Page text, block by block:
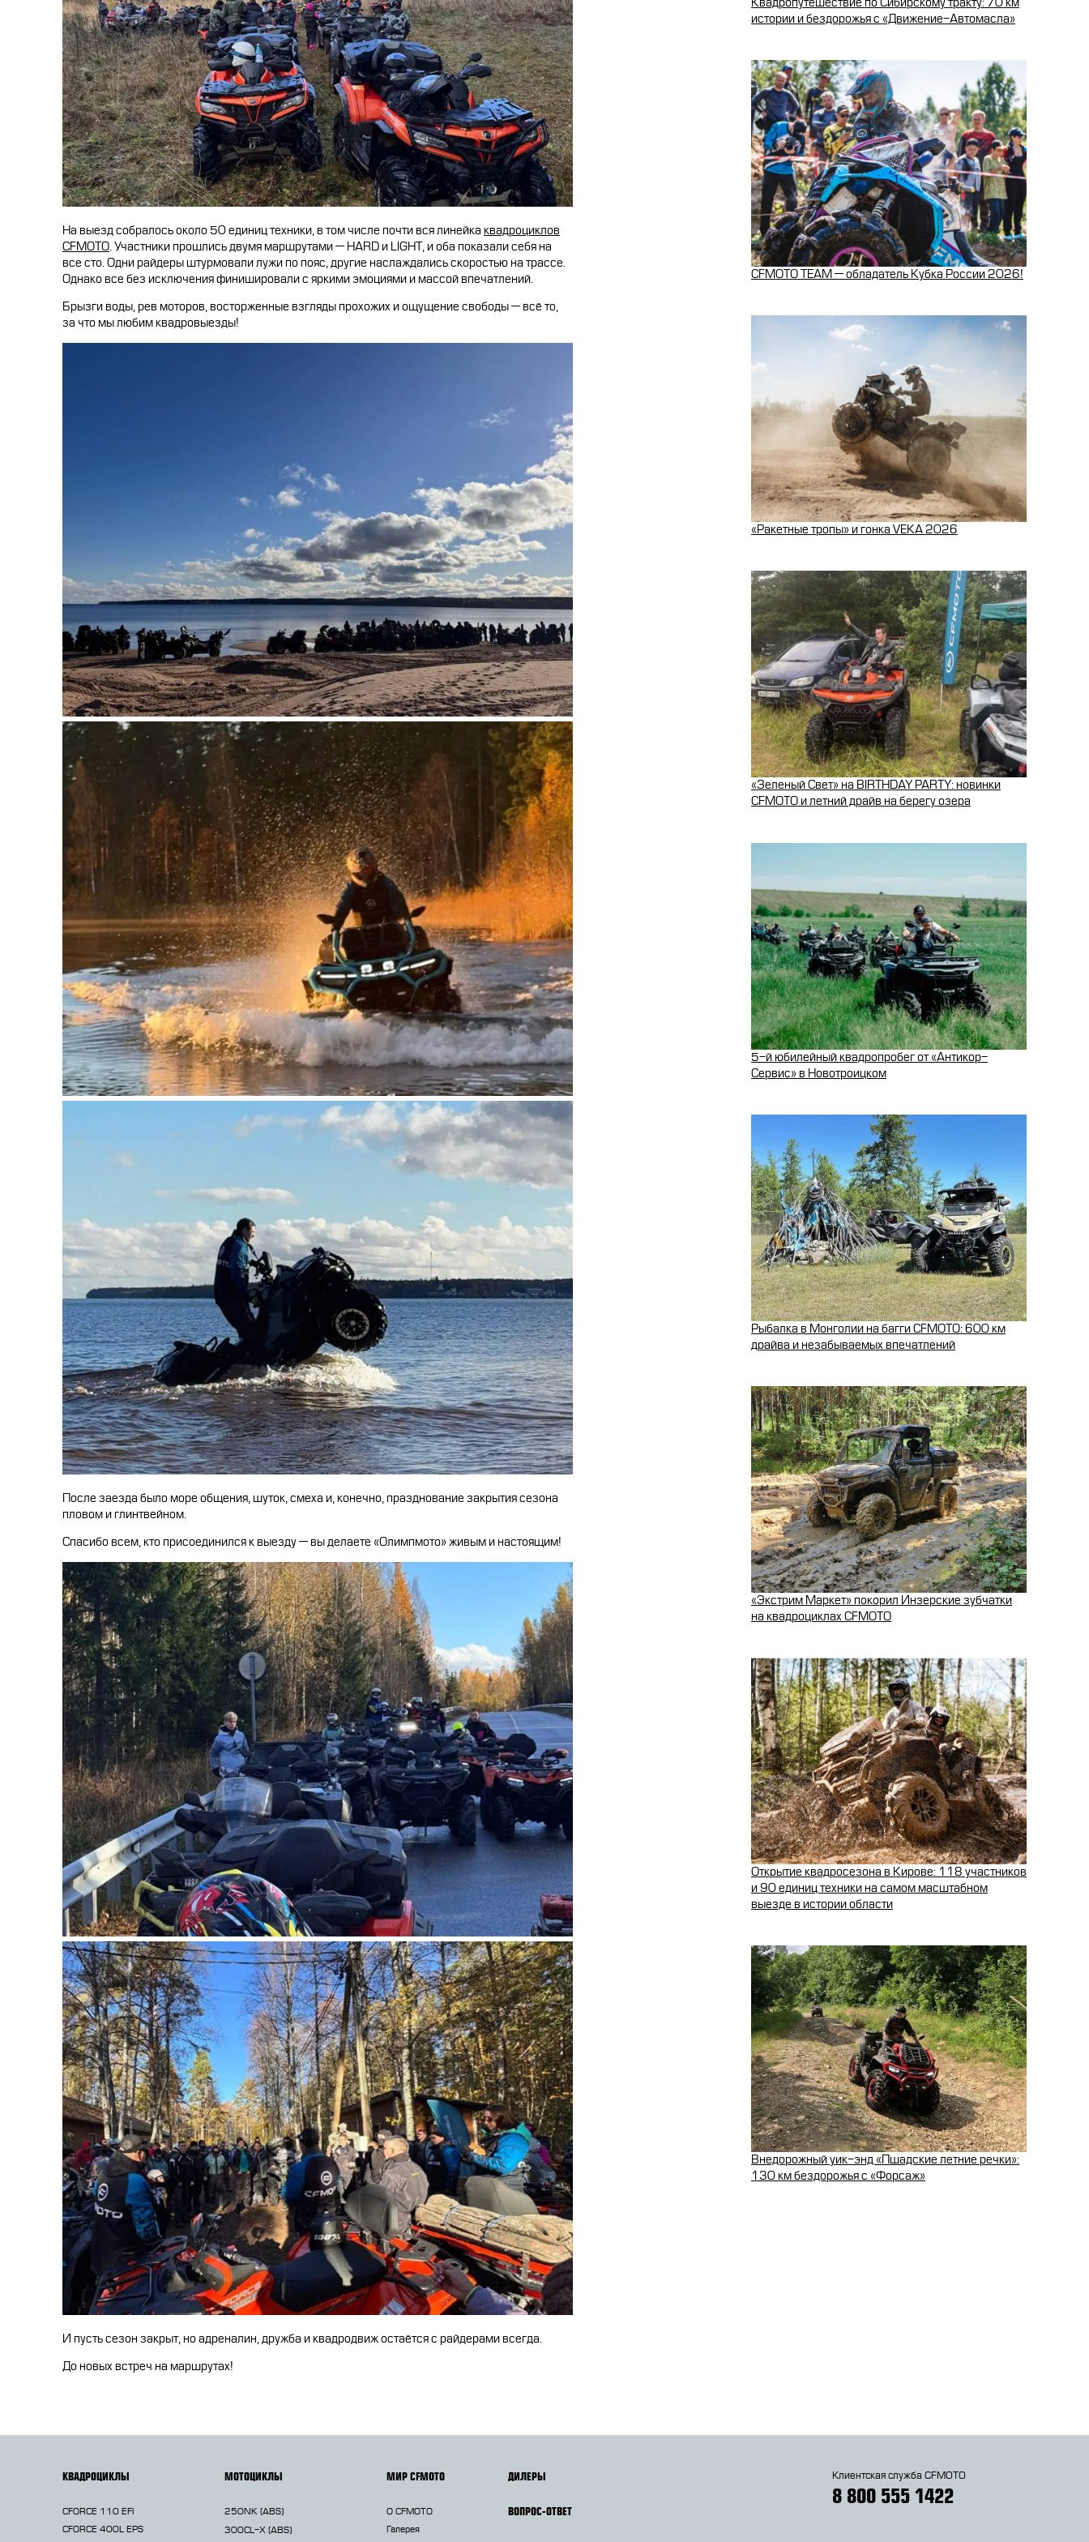
СТАТЬ ПОСТАВЩИКОМ
На выезд собралось около 50 единиц техники, в том числе почти вся линейка квадроциклов
CFMOTO. Участники прошлись двумя маршрутами — HARD и LIGHT, и оба показали себя на
все сто. Одни райдеры штурмовали лужи по пояс, другие наслаждались скоростью на трассе.
Однако все без исключения финишировали с яркими эмоциями и массой впечатлений.
Брызги воды, рев моторов, восторженные взгляды прохожих и ощущение свободы — всё то,
за что мы любим квадровыезды!
После заезда было море общения, шуток, смеха и, конечно, празднование закрытия сезона
пловом и глинтвейном.
Спасибо всем, кто присоединился к выезду — вы делаете «Олимпмото» живым и настоящим!
И пусть сезон закрыт, но адреналин, дружба и квадродвиж остаётся с райдерами всегда.
До новых встреч на маршрутах!
Квадропутешествие по Сибирскому тракту: 70 км
истории и бездорожья с «Движение-Автомасла»
CFMOTO TEAM — обладатель Кубка России 2026!
«Ракетные тропы» и гонка VEKA 2026
«Зеленый Свет» на BIRTHDAY PARTY: новинки
CFMOTO и летний драйв на берегу озера
5-й юбилейный квадропробег от «Антикор-
Сервис» в Новотроицком
Рыбалка в Монголии на багги CFMOTO: 600 км
драйва и незабываемых впечатлений
«Экстрим Маркет» покорил Инзерские зубчатки
на квадроциклах CFMOTO
Открытие квадросезона в Кирове: 118 участников
и 90 единиц техники на самом масштабном
выезде в истории области
Внедорожный уик-энд «Пшадские летние речки»:
130 км бездорожья с «Форсаж»
КВАДРОЦИКЛЫ
CFORCE 110 EFI
CFORCE 400L EPS
МОТОЦИКЛЫ
250NK (ABS)
300CL-X (ABS)
МИР CFMOTO
О CFMOTO
Галерея
ДИЛЕРЫ
ВОПРОС-ОТВЕТ
Клиентская служба CFMOTO
8 800 555 1422